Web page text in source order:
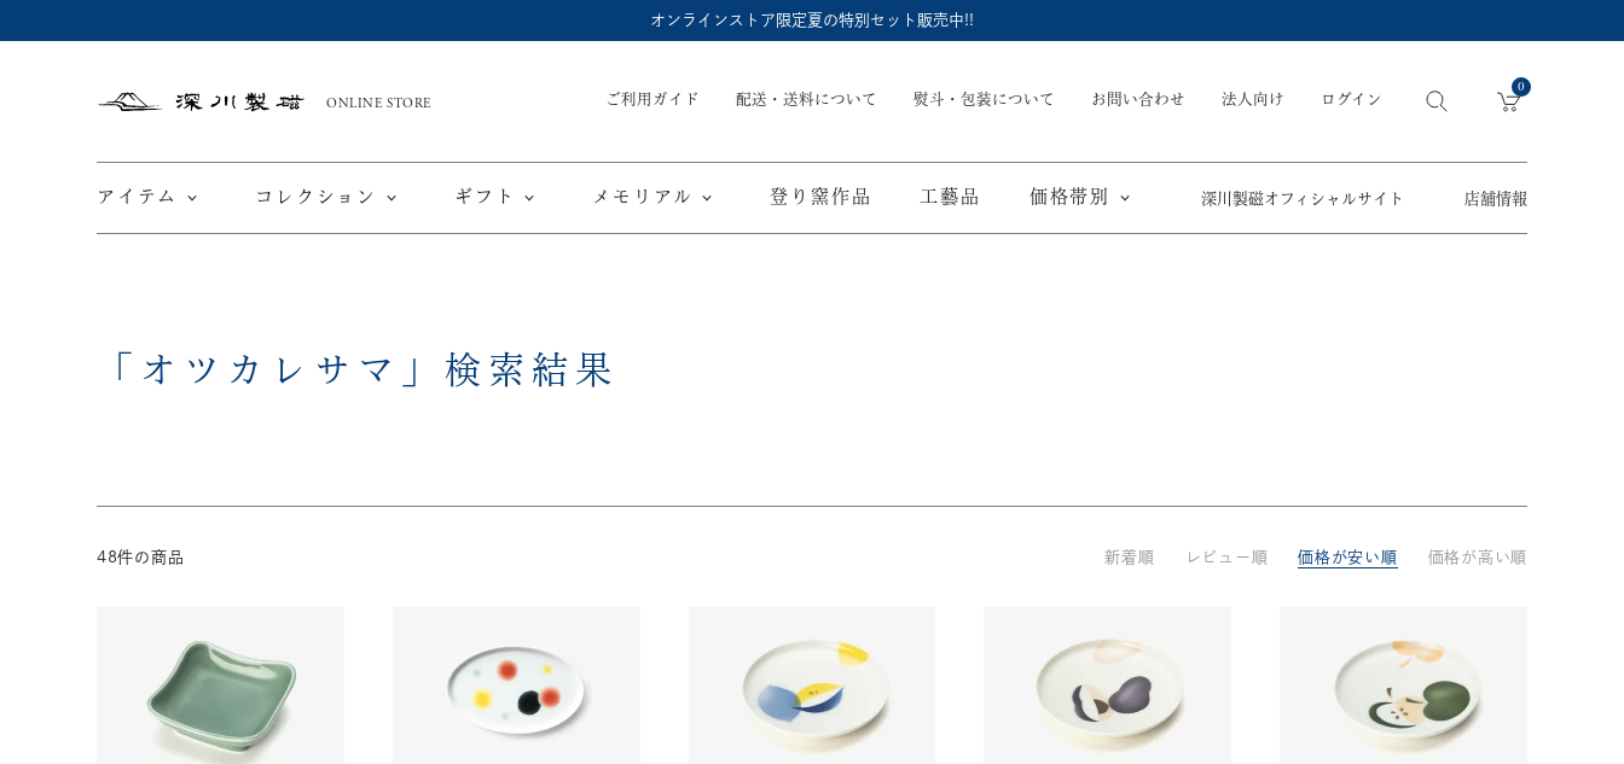
オンラインストア限定夏の特別セット販売中!!
深
ONLINE STORE ご利用ガイド 配送・送料について 熨斗・包装について お問い合わせ 法人向け ログイン
0
アイテム
皿
食卓小物
花器／インテリア
コレクション
てとて ブルーワイナリー
染付 シンプル 動物モチーフ
ギフト メモリアル 登り窯作品 工藝品 価格帯別
33,001円～55,000円
深川製磁オフィシャルサイト 店舗情報
「オツカレサマ」 検索結果
48件の商品 新着順 レビュー順 価格が安い順 価格が高い順